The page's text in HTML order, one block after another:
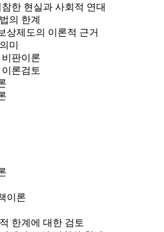
한 현실과 사회적 연대
의 한계
상제도의 이론적 근거
미
판이론
론검토
이론
한계에 대한 검토